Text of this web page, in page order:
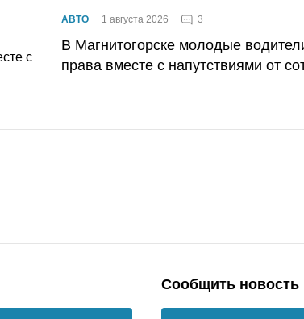
АВТО 1 августа 2026 3
В Магнитогорске молодые
права вместе с напутствиями от
Сообщить новость